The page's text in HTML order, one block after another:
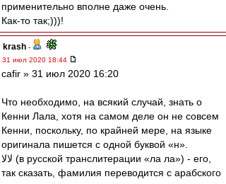
применительно вполне даже очень.
Как-то так;)))!
krash -
31 июл 2020 18:44
cafir » 31 июл 2020 16:20
Что необходимо, на всякий случай, знать о
Кенни Лала, хотя на самом деле он не совсем
Кенни, поскольку, по крайней мере, на языке
оригинала пишется с одной буквой «н».
لالا (в русской транслитерации «ла ла») - его,
так сказать, фамилия переводится с арабского